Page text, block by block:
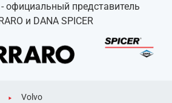
официальный представитель
и DANA SPICER
Volvo